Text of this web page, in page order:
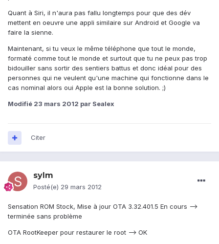
Quant à Siri, il n'aura pas fallu longtemps pour que des dév
mettent en oeuvre une appli similaire sur Android et Google va
faire la sienne.
Maintenant, si tu veux le même téléphone que tout le monde,
formaté comme tout le monde et surtout que tu ne peux pas trop
bidouiller sans sortir des sentiers battus et donc idéal pour des
personnes qui ne veulent qu'une machine qui fonctionne dans le
cas nominal alors oui Apple est la bonne solution. ;)
Modifié 23 mars 2012 par Sealex
Citer
sylm
Posté(e) 29 mars 2012
Sensation ROM Stock, Mise à jour OTA 3.32.401.5 En cours -->
terminée sans problème
OTA RootKeeper pour restaurer le root --> OK